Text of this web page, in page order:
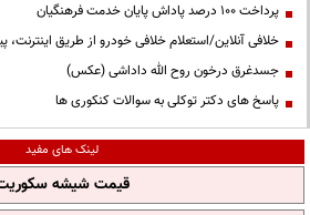
پرداخت ۱۰۰ درصد پاداش پایان خدمت فرهنگیان
خلافی آنلاین/استعلام خلافی خودرو از طریق اینترنت،
جسدغرق درخون روح الله داداشی (عکس)
پاسخ های دکتر توکلی به سوالات کنکوری ها
لینک های مفید
قیمت شیشه